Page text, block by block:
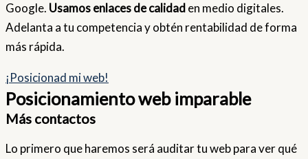
Google. Usamos enlaces de calidad en medio digitales.
Adelanta a tu competencia y obtén rentabilidad de forma
más rápida.
¡Posicionad mi web!
Posicionamiento web imparable
Más contactos
Lo primero que haremos será auditar tu web para ver qué